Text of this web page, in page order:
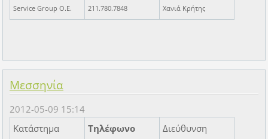
Service Group O.E. 211.780.7848 Χανιά Κρήτης
Μεσσηνία
2012-05-09 15:14
Κατάστημα
Τηλέφωνο Διεύθυνση